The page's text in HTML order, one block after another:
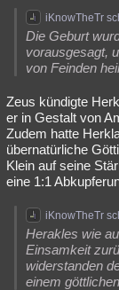
iKnowTheTr
Die Geburt
vorausgesagt,
von Feinden
Zeus kündigte
er in Gestalt von
Zudem hatte
übernatürliche
Klein auf seine
eine 1:1
iKnowTheTr
Herakles wie
Einsamkeit
widerstanden
einem